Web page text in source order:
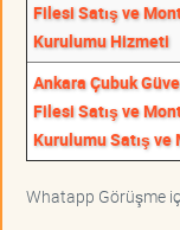
Filesi Satış ve
Kurulumu Hizmeti
Ankara Çubuk
Filesi Satış ve
Kurulumu Satış ve
Whatapp Görüşme